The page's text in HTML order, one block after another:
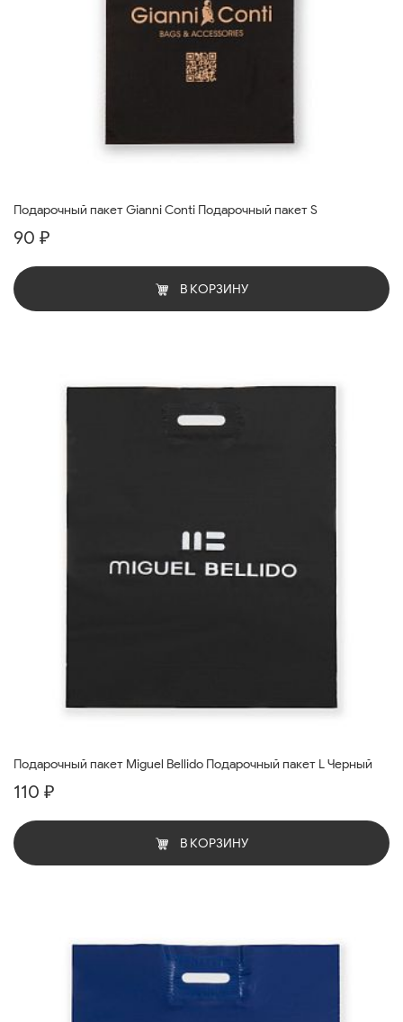
Подарочный пакет Gianni Conti Подарочный пакет S
90 ₽
В КОРЗИНУ
Подарочный пакет Miguel Bellido Подарочный пакет L Черный
110 ₽
В КОРЗИНУ